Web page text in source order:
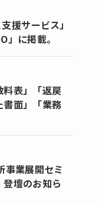
援サービス」
」に掲載。
料表」「返戻
面」「業務
事業展開セミ
壇のお知ら